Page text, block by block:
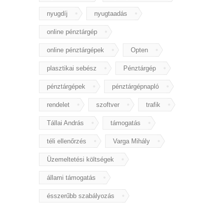
nyugdíj nyugtaadás
online pénztárgép
online pénztárgépek Opten
plasztikai sebész Pénztárgép
pénztárgépek pénztárgépnapló
rendelet szoftver trafik
Tállai András támogatás
téli ellenőrzés Varga Mihály
Üzemeltetési költségek
állami támogatás
ésszerűbb szabályozás